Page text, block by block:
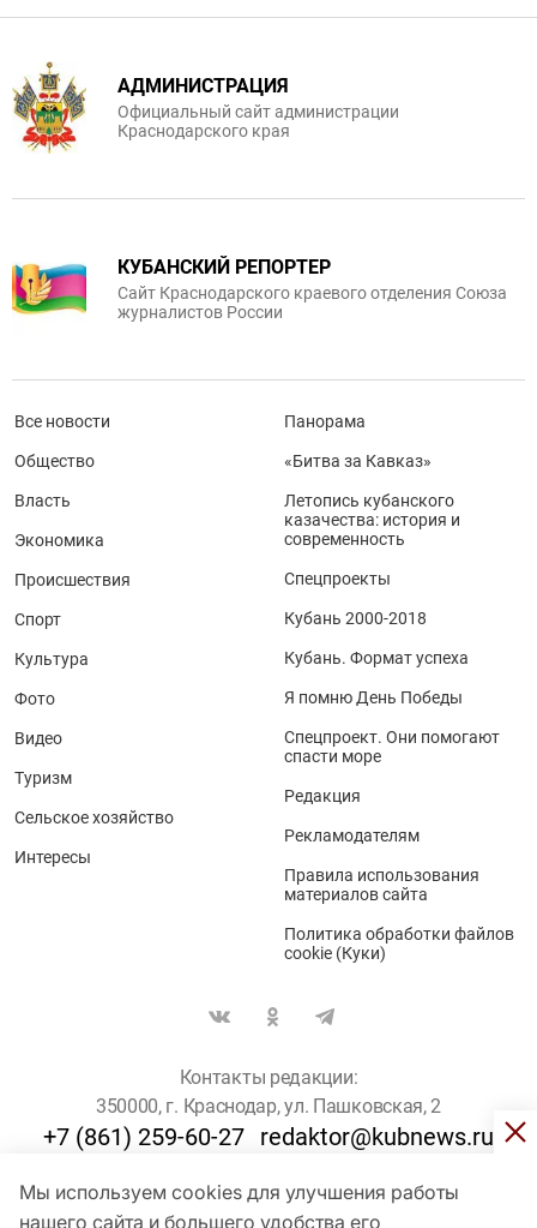
Мы используем cookies для улучшения работы
нашего сайта и большего удобства его
АДМИНИСТРАЦИЯ
Официальный сайт администрации
Краснодарского края
КУБАНСКИЙ РЕПОРТЕР
Сайт Краснодарского краевого отделения Союза
журналистов России
Все новости
Общество
Власть
Экономика
Происшествия
Спорт
Культура
Фото
Видео
Туризм
Сельское хозяйство
Интересы
Панорама
«Битва за Кавказ»
Летопись кубанского
казачества: история и
современность
Спецпроекты
Кубань 2000-2018
Кубань. Формат успеха
Я помню День Победы
Спецпроект. Они помогают
спасти море
Редакция
Рекламодателям
Правила использования
материалов сайта
Политика обработки файлов
cookie (Куки)
Контакты редакции:
350000, г. Краснодар, ул. Пашковская, 2
+7 (861) 259-60-27 redaktor@kubnews.ru
Для пользователей старше 16 лет